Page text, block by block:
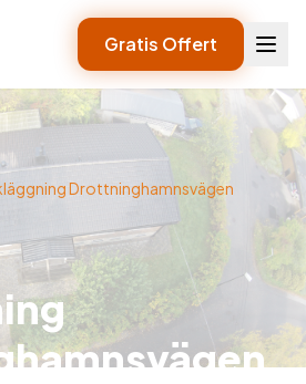
Gratis Offert
Drottninghamnsvägen